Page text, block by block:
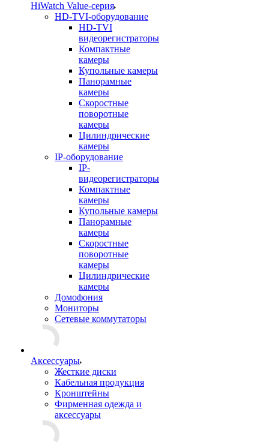
HiWatch Value-серия
HD-TVI-оборудование
HD-TVI
видеорегистраторы
Компактные
камеры
Купольные камеры
Панорамные
камеры
Скоростные
поворотные
камеры
Цилиндрические
камеры
IP-оборудование
IP-
видеорегистраторы
Компактные
камеры
Купольные камеры
Панорамные
камеры
Скоростные
поворотные
камеры
Цилиндрические
камеры
Домофония
Мониторы
Сетевые коммутаторы
Аксессуары
Жесткие диски
Кабельная продукция
Кронштейны
Фирменная одежда и
аксессуары